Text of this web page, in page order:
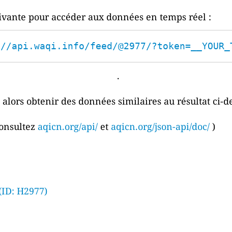
pour accéder aux données en temps réel :
feed/@2977/
.
obtenir des données similaires au résultat ci-
aqicn.org/api/ et aqicn.org/json-api/doc/ )
H2977)